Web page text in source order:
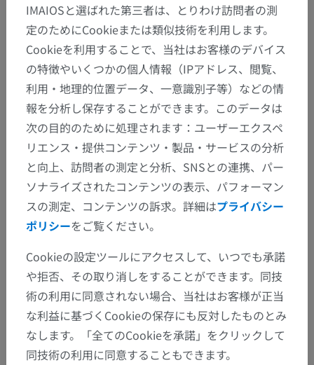
翻訳
間違いを発見しましたか？
修正や翻訳、内容の改善の提案がありましたらどう
ぞお知らせください。
問題を報告
IMAIOSと選ばれた第三者は、とりわけ訪問者の測
定のためにCookieまたは類似技術を利用します。
Cookieを利用することで、当社はお客様のデバイス
の特徴やいくつかの個人情報（IPアドレス、閲覧、
利用・地理的位置データ、一意識別子等）などの情
報を分析し保存することができます。このデータは
次の目的のために処理されます：ユーザーエクスペ
リエンス・提供コンテンツ・製品・サービスの分析
と向上、訪問者の測定と分析、SNSとの連携、パー
ソナライズされたコンテンツの表示、パフォーマン
スの測定、コンテンツの訴求。詳細はプライバシー
ポリシーをご覧ください。
Cookieの設定ツールにアクセスして、いつでも承諾
や拒否、その取り消しをすることができます。同技
術の利用に同意されない場合、当社はお客様が正当
な利益に基づくCookieの保存にも反対したものとみ
なします。「全てのCookieを承諾」をクリックして
同技術の利用に同意することもできます。